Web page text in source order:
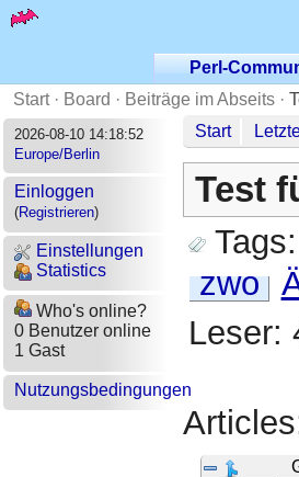
Perl-
Start· Board · Beiträge im Abseits ·
2026-08-10 14:18:52
Europe/Berlin
Einloggen
(Registrieren)
Einstellungen
Statistics
Who's online?
0 Benutzer online
1 Gast
Nutzungsbedingungen
Start
Test
Tags:
zwo
Leser: